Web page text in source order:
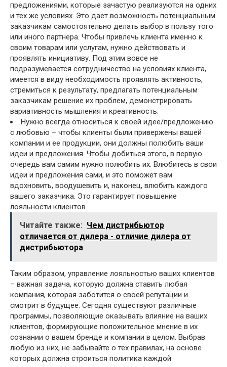
предложениями, которые зачастую реализуются на одних
и тех же условиях. Это дает возможность потенциальным
заказчикам самостоятельно делать выбор в пользу того
или иного партнера. Чтобы привлечь клиента именно к
своим товарам или услугам, нужно действовать и
проявлять инициативу. Под этим вовсе не
подразумевается сотрудничество на условиях клиента,
имеется в виду необходимость проявлять активность,
стремиться к результату, предлагать потенциальным
заказчикам решение их проблем, демонстрировать
вариативность мышления и креативность.
Нужно всегда относиться к своей идее/предложению
с любовью – чтобы клиенты были привержены вашей
компании и ее продукции, они должны полюбить ваши
идеи и предложения. Чтобы добиться этого, в первую
очередь вам самим нужно полюбить их. Влюбитесь в свои
идеи и предложения сами, и это поможет вам
вдохновить, воодушевить и, наконец, влюбить каждого
вашего заказчика. Это гарантирует повышение
лояльности клиентов.
Читайте также: Чем дистрибьютор
отличается от дилера - отличие дилера от
дистрибьютора
Таким образом, управление лояльностью ваших клиентов
– важная задача, которую должна ставить любая
компания, которая заботится о своей репутации и
смотрит в будущее. Сегодня существуют различные
программы, позволяющие оказывать влияние на ваших
клиентов, формирующие положительное мнение в их
сознании о вашем бренде и компании в целом. Выбрав
любую из них, не забывайте о тех правилах, на основе
которых должна строиться политика каждой